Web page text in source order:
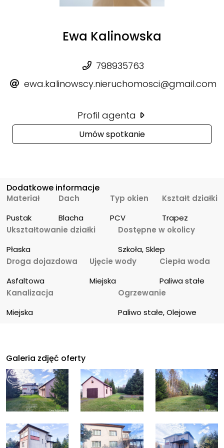
Ewa Kalinowska
798935763
ewa.kalinowscy.nieruchomosci@gmail.com
Profil agenta
Umów spotkanie
Dodatkowe informacje
Materiał
Pustak
Dach
Blacha
Typ okien
PCV
Kształt działki
Trapez
Ukształtowanie działki
Płaska
Dostępne w okolicy
Szkoła, Sklep
Droga dojazdowa
Asfaltowa
Ujęcie wody
Miejska
Ciepła woda
Paliwa stałe
Kanalizacja
Miejska
Ogrzewanie
Paliwo stałe, Olejowe
Galeria zdjęć oferty